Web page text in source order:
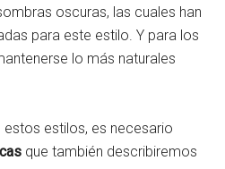
oscuras, las cuales han
para este estilo. Y para los
lo más naturales
estilos, es necesario
que también describiremos